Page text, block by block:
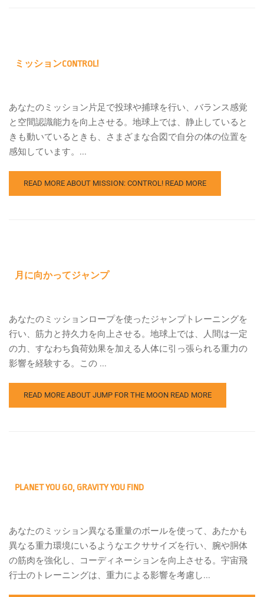
ミッションCONTROL!
あなたのミッション片足で投球や捕球を行い、バランス感覚
と空間認識能力を向上させる。地球上では、静止していると
きも動いているときも、さまざまな合図で自分の体の位置を
感知しています。...
READ MORE ABOUT MISSION: CONTROL! READ MORE
月に向かってジャンプ
あなたのミッションロープを使ったジャンプトレーニングを
行い、筋力と持久力を向上させる。地球上では、人間は一定
の力、すなわち負荷効果を加える人体に引っ張られる重力の
影響を経験する。この ...
READ MORE ABOUT JUMP FOR THE MOON READ MORE
PLANET YOU GO, GRAVITY YOU FIND
あなたのミッション異なる重量のボールを使って、あたかも
異なる重力環境にいるようなエクササイズを行い、腕や胴体
の筋肉を強化し、コーディネーションを向上させる。宇宙飛
行士のトレーニングは、重力による影響を考慮し...